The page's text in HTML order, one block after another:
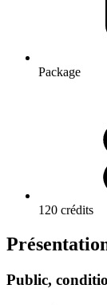
Package
120 crédits
Public,